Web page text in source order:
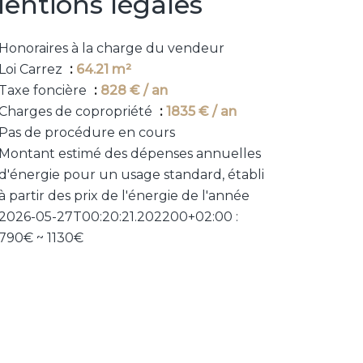
à la charge du vendeur
Carrez
64.21 m²
foncière
828 € / an
de copropriété
1835 € / an
de procédure en cours
estimé des dépenses annuelles
pour un usage standard, établi
partir des prix de l'énergie de l'année
05-27T00:20:21.202200+02:00 :
~ 1130€